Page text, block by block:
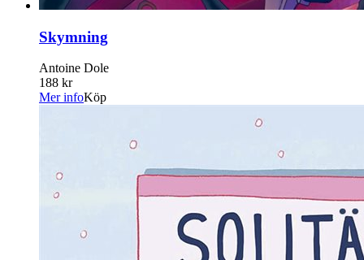
Skymning
Antoine Dole
188 kr
Mer infoKöp